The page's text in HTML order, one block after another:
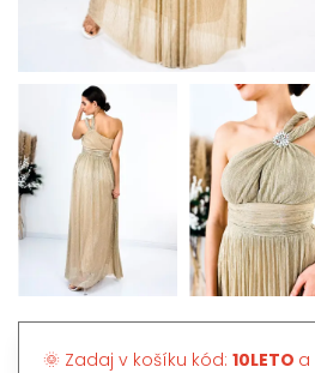
🌞 Zadaj v košíku kód: 10LETO a